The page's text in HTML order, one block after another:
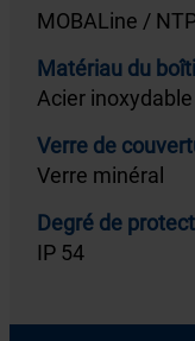
MOBALine /
Matériau du
Acier inoxydable
Verre de
Verre minéral
Degré de
IP 54